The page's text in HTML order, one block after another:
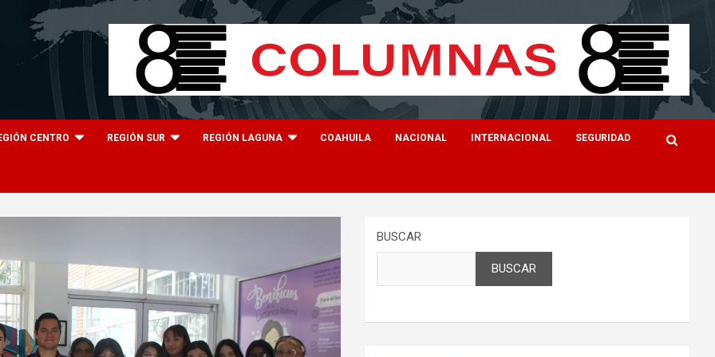
CENTRO REGIÓN SUR REGIÓN LAGUNA COAHUILA NACIONAL INTERNACIONAL SEGURIDAD
BUSCAR
BUSCAR